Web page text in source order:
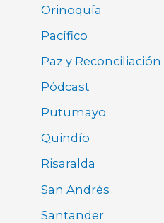
Orinoquía
Pacífico
Paz y Reconciliación
Pódcast
Putumayo
Quindío
Risaralda
San Andrés
Santander